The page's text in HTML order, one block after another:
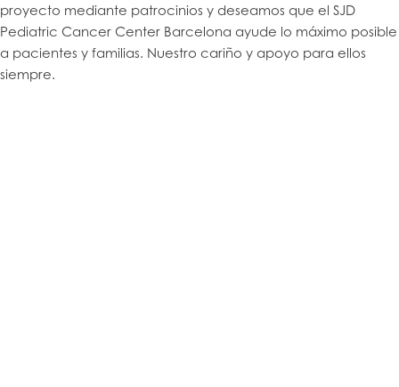
proyecto mediante patrocinios y deseamos que el SJD
Pediatric Cancer Center Barcelona ayude lo máximo posible
a pacientes y familias. Nuestro cariño y apoyo para ellos
siempre.